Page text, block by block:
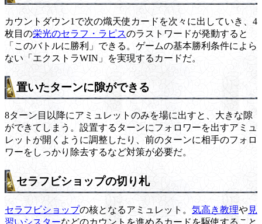
カウントダウン1で次の熾天使カードを次々に出していき、4
枚目の栄光のセラフ・ラピスのラストワードが発動すると
「このバトルに勝利」できる。ゲームの基本勝利条件によら
ない「エクストラWIN」を実現するカードだ。
置いたターンに隙ができる
8ターン目以降にアミュレットのみを場に出すと、大きな隙
ができてしまう。設置するターンにフォロワーを出すアミュ
レットが開くように調整したり、前のターンに相手のフォロ
ワーをしっかり除去するなど対策が必要だ。
セラフビショップの切り札
セラフビショップの核となるアミュレット。 気高き教理や見
習いシスターなどのカウントを進めるカードを駆使すること